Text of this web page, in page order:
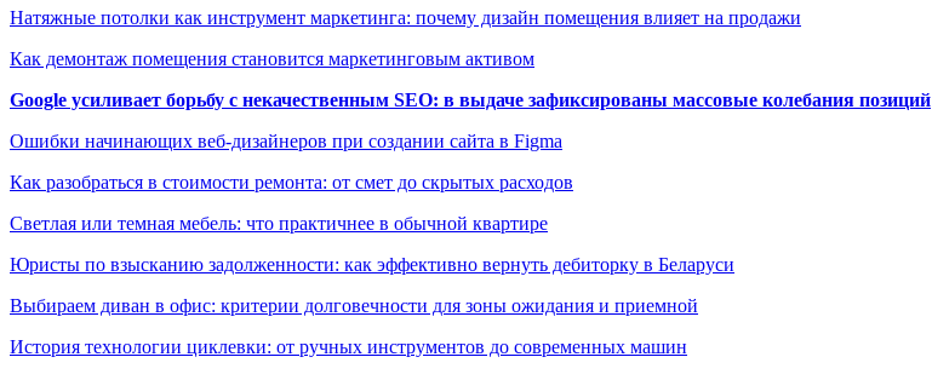
Натяжные потолки как инструмент маркетинга: почему дизайн помещения влияет на продажи
Как демонтаж помещения становится маркетинговым активом
Google усиливает борьбу с некачественным SEO: в выдаче зафиксированы массовые колебания позиций
Ошибки начинающих веб-дизайнеров при создании сайта в Figma
Как разобраться в стоимости ремонта: от смет до скрытых расходов
Светлая или темная мебель: что практичнее в обычной квартире
Юристы по взысканию задолженности: как эффективно вернуть дебиторку в Беларуси
Выбираем диван в офис: критерии долговечности для зоны ожидания и приемной
История технологии циклевки: от ручных инструментов до современных машин